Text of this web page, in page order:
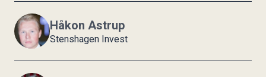
Håkon Astrup
Stenshagen Invest